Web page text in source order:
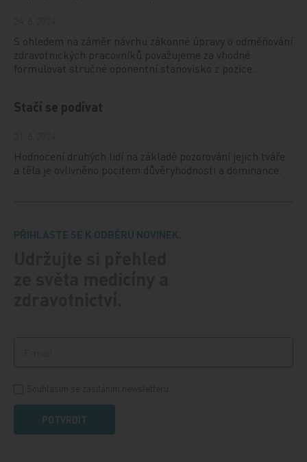
S ohledem na záměr návrhu zákonné úpravy o odměňování
zdravotnických pracovníků považujeme za vhodné
formulovat stručné oponentní stanovisko z pozice…
Stačí se podívat
Hodnocení druhých lidí na základě pozorování jejich tváře
a těla je ovlivněno pocitem důvěryhodnosti a dominance.
PŘIHLASTE SE K ODBĚRU NOVINEK.
POTVRDIT